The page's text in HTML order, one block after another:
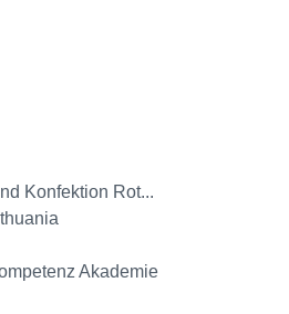
Konfektion Rot...
Akademie